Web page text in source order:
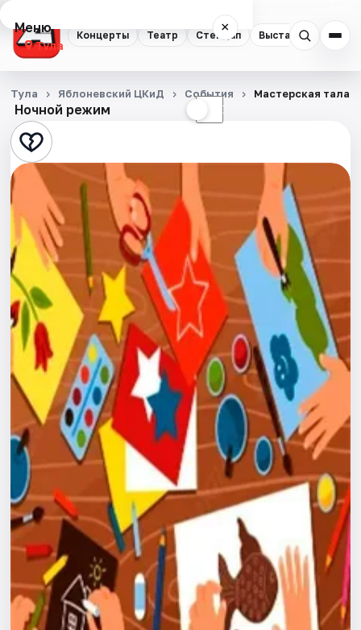
Концерты Театр Стендап Выставки
Меню ×
Тула
Концерты
Театр
Стендап
Выставки
Квесты
Экскурсии
Спорт
События
Города
Площадки
Артисты
Рейтинги
Ночной режим ☾
Тула Яблоневский ЦКиД События Мастерская